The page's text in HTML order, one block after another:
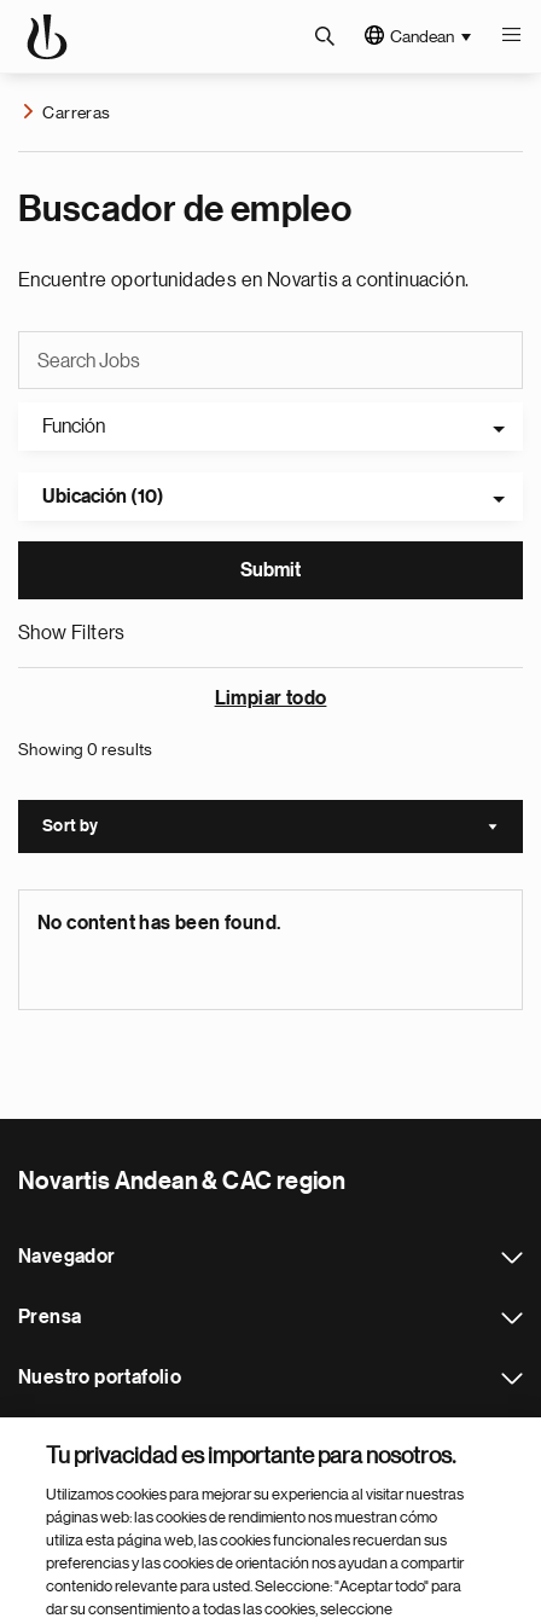
Candean
Carreras
Buscador de empleo
Encuentre oportunidades en Novartis a continuación.
Función
Ubicación (10)
Show Filters
Limpiar todo
Showing 0 results
Sort by Sort
No content has been found.
Novartis Andean & CAC region
Navegador
Prensa
Nuestro portafolio
Footer Site Search
Tu privacidad es importante para nosotros.
Utilizamos cookies para mejorar su experiencia al visitar nuestras
páginas web: las cookies de rendimiento nos muestran cómo
utiliza esta página web, las cookies funcionales recuerdan sus
preferencias y las cookies de orientación nos ayudan a compartir
contenido relevante para usted. Seleccione: "Aceptar todo" para
dar su consentimiento a todas las cookies, seleccione